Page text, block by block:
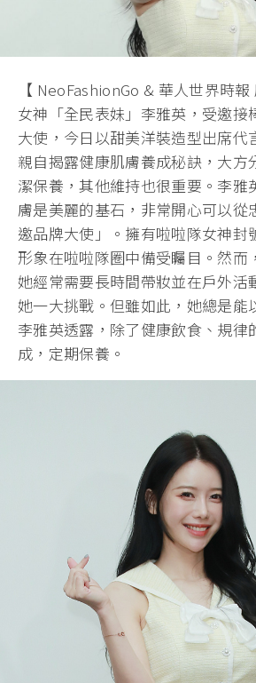
【 NeoFashionGo & 華人世界時
女神「全民表妹」李雅英，受邀接
大使，今日以甜美洋裝造型出席代
親自揭露健康肌膚養成秘訣，大方
潔保養，其他維持也很重要。李雅
膚是美麗的基石，非常開心可以從
邀品牌大使」。擁有啦啦隊女神封
形象在啦啦隊圈中備受矚目。然而
她經常需要長時間帶妝並在戶外活
她一大挑戰。但雖如此，她總是能
李雅英透露，除了健康飲食、規律
成，定期保養。